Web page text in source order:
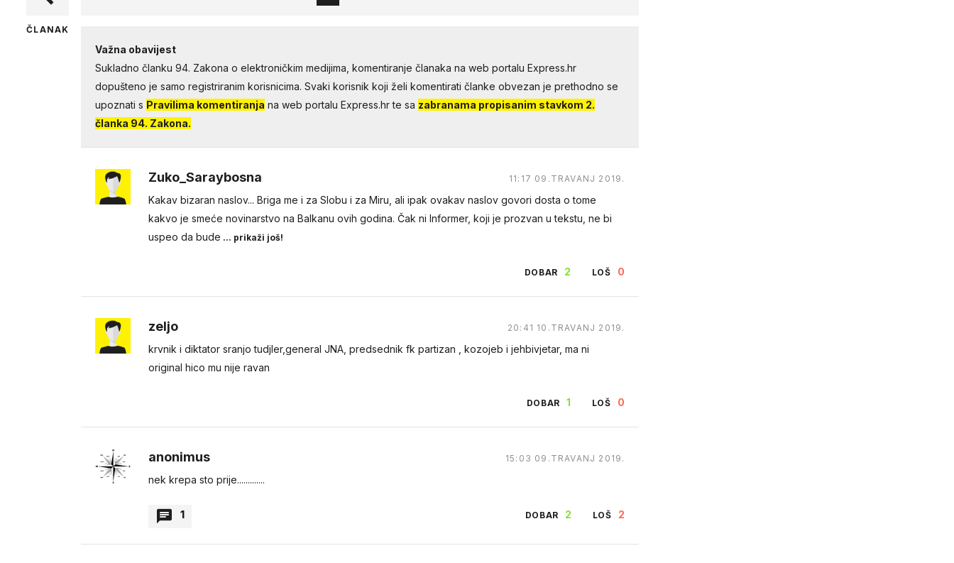
ČLANAK
Važna obavijest
Sukladno članku 94. Zakona o elektroničkim medijima, komentiranje članaka na web portalu Express.hr
dopušteno je samo registriranim korisnicima. Svaki korisnik koji želi komentirati članke obvezan je prethodno se
upoznati s Pravilima komentiranja na web portalu Express.hr te sa zabranama propisanim stavkom 2.
članka 94. Zakona.
Zuko_Saraybosna 11:17 09.TRAVANJ 2019.
Kakav bizaran naslov... Briga me i za Slobu i za Miru, ali ipak ovakav naslov govori dosta o tome
kakvo je smeće novinarstvo na Balkanu ovih godina. Čak ni Informer, koji je prozvan u tekstu, ne bi
uspeo da bude ... prikaži još!
DOBAR 2 LOŠ 0
zeljo 20:41 10.TRAVANJ 2019.
krvnik i diktator sranjo tudjler,general JNA, predsednik fk partizan , kozojeb i jehbivjetar, ma ni
original hico mu nije ravan
DOBAR 1 LOŠ 0
anonimus 15:03 09.TRAVANJ 2019.
nek krepa sto prije.............
1 DOBAR 2 LOŠ 2